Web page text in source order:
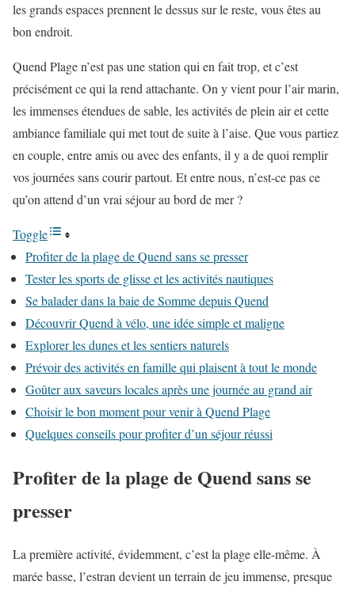
les grands espaces prennent le dessus sur le reste, vous êtes au
bon endroit.
Quend Plage n’est pas une station qui en fait trop, et c’est
précisément ce qui la rend attachante. On y vient pour l’air marin,
les immenses étendues de sable, les activités de plein air et cette
ambiance familiale qui met tout de suite à l’aise. Que vous partiez
en couple, entre amis ou avec des enfants, il y a de quoi remplir
vos journées sans courir partout. Et entre nous, n’est-ce pas ce
qu’on attend d’un vrai séjour au bord de mer ?
Toggle
Profiter de la plage de Quend sans se presser
Tester les sports de glisse et les activités nautiques
Se balader dans la baie de Somme depuis Quend
Découvrir Quend à vélo, une idée simple et maligne
Explorer les dunes et les sentiers naturels
Prévoir des activités en famille qui plaisent à tout le monde
Goûter aux saveurs locales après une journée au grand air
Choisir le bon moment pour venir à Quend Plage
Quelques conseils pour profiter d’un séjour réussi
Profiter de la plage de Quend sans se
presser
La première activité, évidemment, c’est la plage elle-même. À
marée basse, l’estran devient un terrain de jeu immense, presque